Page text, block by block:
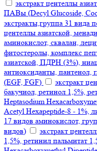
экстракт центеллы
ПАВы (Decyl Glucoside,
экстракты,группа 31 вида
центеллы азиатской,
аминокислот, сквалан,
фитостеролы, комплекс
азиатской, ПДРН (3%),
антиоксиданты, пантенол,
(EGF, FGF)
экстракт
бакучиол, ретинол 1,5%,
Heptasodium
Acetyl Hexapeptide-8 - 1%,
17 видов аминокислот,
видов)
экстракт
1,5%, ретинил пальмитат